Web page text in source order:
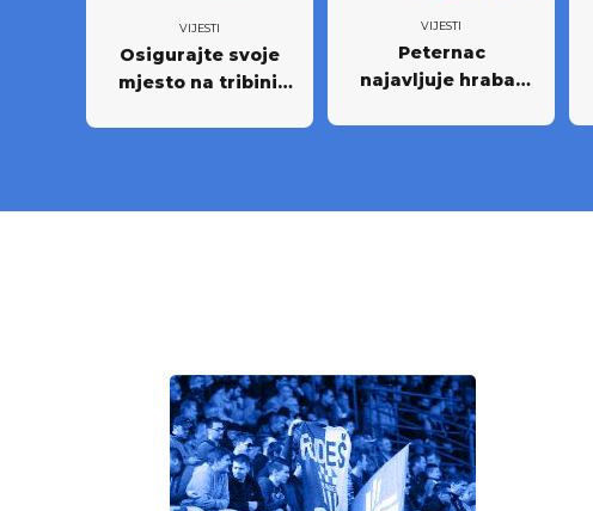
VIJESTI
Osigurajte svoje
mjesto na tribini:
VIJESTI
Peternac
najavljuje hrabar